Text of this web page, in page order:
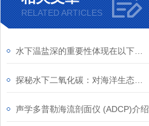
RELATED ARTICLES
声学多普勒海流剖面仪 (ADCP)介绍